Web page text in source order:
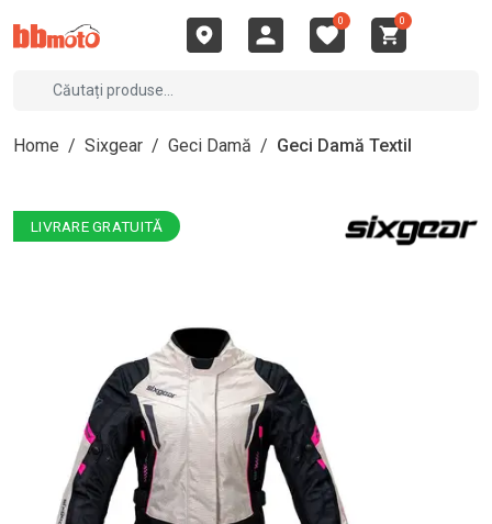
0 0
Home / Sixgear / Geci Damă / Geci Damă Textil
LIVRARE GRATUITĂ